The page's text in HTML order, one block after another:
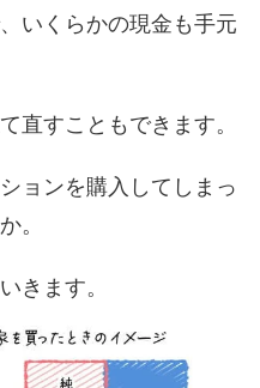
いくらかの現金も手元
直すこともできます。
ョンを購入してしまっ
。
きます。